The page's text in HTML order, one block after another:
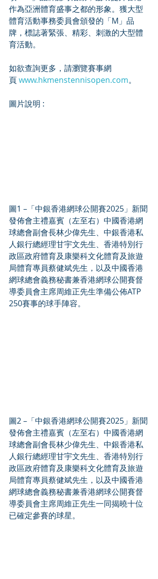
作為亞洲體育盛事之都的形象。獲大型
體育活動事務委員會頒發的「M」品
牌，標誌著緊張、精彩、刺激的大型體
育活動。
如欲查詢更多，請瀏覽賽事網
頁 www.hkmenstennisopen.com。
圖片說明 :
圖1 –「中銀香港網球公開賽2025」新聞
發佈會主禮嘉賓（左至右）中國香港網
球總會副會長林少偉先生、中銀香港私
人銀行總經理甘宇文先生、香港特別行
政區政府體育及康樂科文化體育及旅遊
局體育專員蔡健斌先生，以及中國香港
網球總會義務秘書兼香港網球公開賽督
導委員會主席周維正先生準備公佈ATP
250賽事的球手陣容。
圖2 –「中銀香港網球公開賽2025」新聞
發佈會主禮嘉賓（左至右）中國香港網
球總會副會長林少偉先生、中銀香港私
人銀行總經理甘宇文先生、香港特別行
政區政府體育及康樂科文化體育及旅遊
局體育專員蔡健斌先生，以及中國香港
網球總會義務秘書兼香港網球公開賽督
導委員會主席周維正先生一同揭曉十位
已確定參賽的球星。